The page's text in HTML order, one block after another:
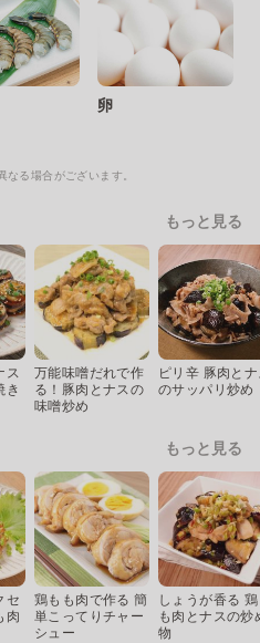
卵
る場合がございます。
もっと見る
ス
き
万能味噌だれで作
る！豚肉とナスの
味噌炒め
ピリ辛 豚肉と
のサッパリ炒め
もっと見る
セ
肉
鶏もも肉で作る 簡
単こってりチャー
シュー
しょうが香る
も肉とナスの炒
物